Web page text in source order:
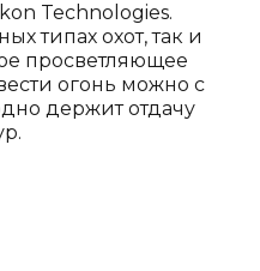
Technologies.
типах охот, так и
просветляющее
огонь можно с
держит отдачу